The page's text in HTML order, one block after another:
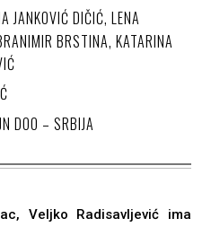
JANKOVIĆ DIČIĆ, LENA
BRSTINA, KATARINA
DOO – SRBIJA
Veljko Radisavljević ima